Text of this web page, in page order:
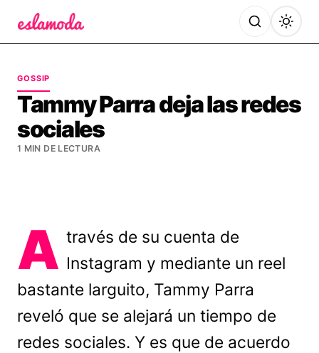
GOSSIP
Tammy Parra deja las redes
sociales
1 MIN DE LECTURA
A través de su cuenta de
Instagram y mediante un reel
bastante larguito, Tammy Parra
reveló que se alejará un tiempo de
redes sociales. Y es que de acuerdo